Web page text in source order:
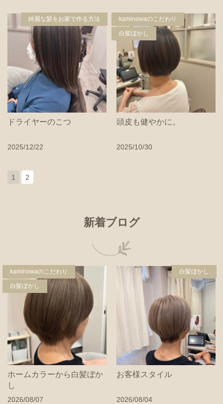
綺麗な髪をお家で作る方法
ドライヤーのこつ
2025/12/22
kaminowaのこだわり
白髪ぼかし
頭皮も健やかに。
2025/10/30
1 2
新着ブログ
kaminowaのこだわり
白髪ぼかし
ホームカラーから白髪ぼか
し
2026/08/07
白髪ぼかし
お客様スタイル
2026/08/04